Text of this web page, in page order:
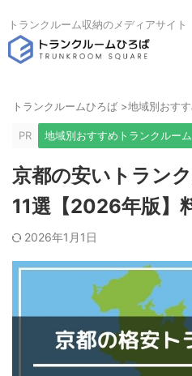
トランクルーム収納のメディアサイト
トランクルームひろば >地域別おす
PR 地域別おすすめトランクルーム
京都の安いトラン
11選【2026年版】
2026年1月1日